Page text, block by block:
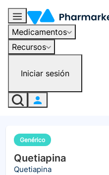
Medicamentos
Recursos
Iniciar sesión
Genérico
Quetiapina
Quetiapina